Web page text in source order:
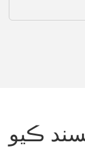
ڪيو